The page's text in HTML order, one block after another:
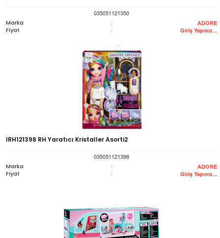
035051121350
Marka
: ADORE
Fiyat : Giriş Yapınız...
IRH121398 RH Yaratıcı Kristaller Asorti2
035051121398
Marka
: ADORE
Fiyat : Giriş Yapınız...